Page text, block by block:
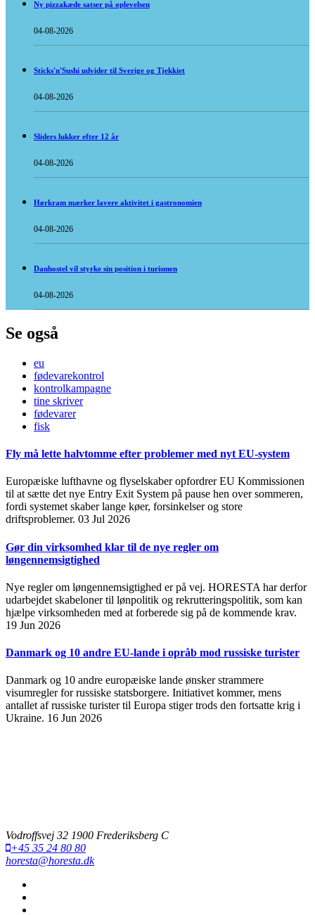
Ny pizzakæde satser på oplevelsen
04-08-2026
Sticks'n'Sushi udvider til Sverige og Tjekkiet
04-08-2026
Sliders lukker efter 12 år
04-08-2026
Hørkram mærker lavere aktivitet i gastronomien
04-08-2026
Danhostel vil styrke sin position i turismen
04-08-2026
Se også
eu
fødevarekontrol
kontrolkampagne
tine skriver
fødevarer
fisk
Fly må lette halvtomme efter problemer med nyt EU-system
Europæiske lufthavne og flyselskaber opfordrer EU Kommissionen
til at sætte det nye Entry Exit System på pause hen over sommeren,
fordi systemet skaber lange køer, forsinkelser og store
driftsproblemer. 03 Jul 2026
Gør din virksomhed klar til de nye regler om
løngennemsigtighed
Nye regler om løngennemsigtighed er på vej. HORESTA har derfor
udarbejdet skabeloner til lønpolitik og rekrutteringspolitik, som kan
hjælpe virksomheden med at forberede sig på de kommende krav.
19 Jun 2026
Danmark og 10 andre EU-lande i opråb mod russiske turister
Danmark og 10 andre europæiske lande ønsker strammere
visumregler for russiske statsborgere. Initiativet kommer, mens
antallet af russiske turister til Europa stiger trods den fortsatte krig i
Ukraine. 16 Jun 2026
Vodroffsvej 32 1900 Frederiksberg C
+45 35 24 80 80
horesta@horesta.dk